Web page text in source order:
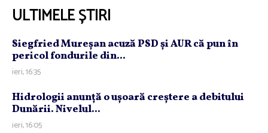
ULTIMELE ȘTIRI
Siegfried Mureşan acuză PSD şi AUR că pun în
pericol fondurile din...
ieri, 16:35
Hidrologii anunţă o uşoară creştere a debitului
Dunării. Nivelul...
ieri, 16:05